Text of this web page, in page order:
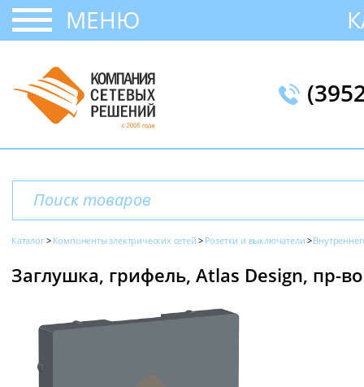
МЕНЮ
Каталог Компоненты электрических сетей Розетки и выключатели
Заглушка, грифель, Atlas Design, пр-